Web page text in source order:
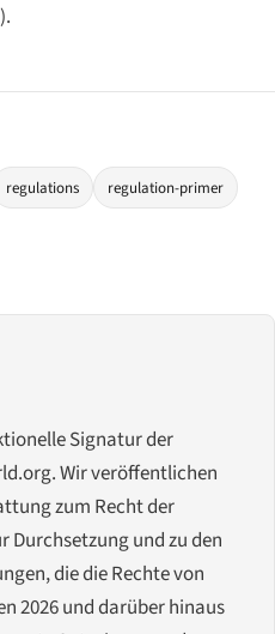
regulations regulation-primer
Signatur der
Wir veröffentlichen
zum Recht der
und zu den
die die Rechte von
2026 und darüber hinaus